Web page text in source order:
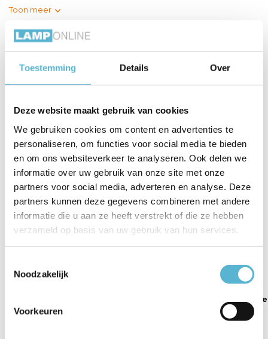
Toestemming Details Over
Deze website maakt gebruik van cookies
We gebruiken cookies om content en advertenties te
personaliseren, om functies voor social media te bieden
en om ons websiteverkeer te analyseren. Ook delen we
informatie over uw gebruik van onze site met onze
partners voor social media, adverteren en analyse. Deze
partners kunnen deze gegevens combineren met andere
informatie die u aan ze heeft verstrekt of die ze hebben
verzameld op basis van uw gebruik van hun services.
Noodzakelijk
Voorkeuren
Toon meer
Artikelnummer
Breedte 45.5 cm
Toon meer
Gerelateerde artikelen:
Plafondlamp Iven
101 x...
LEX -